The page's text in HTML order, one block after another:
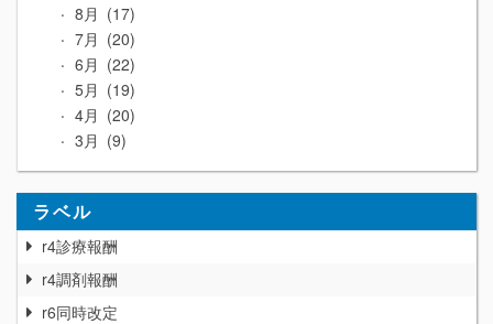
8月
17
7月
20
6月
22
5月
19
4月
20
3月
9
ラベル
r4診療報酬
r4調剤報酬
r6同時改定